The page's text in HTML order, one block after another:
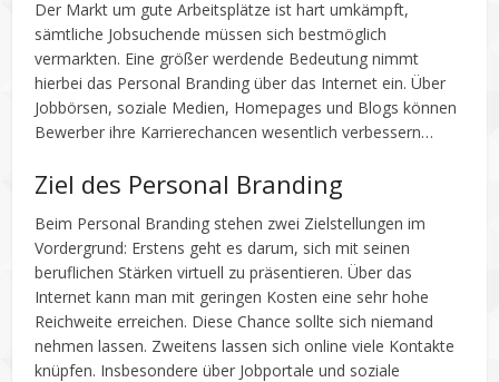
Der Markt um gute Arbeitsplätze ist hart umkämpft,
sämtliche Jobsuchende müssen sich bestmöglich
vermarkten. Eine größer werdende Bedeutung nimmt
hierbei das Personal Branding über das Internet ein. Über
Jobbörsen, soziale Medien, Homepages und Blogs können
Bewerber ihre Karrierechancen wesentlich verbessern…
Ziel des Personal Branding
Beim Personal Branding stehen zwei Zielstellungen im
Vordergrund: Erstens geht es darum, sich mit seinen
beruflichen Stärken virtuell zu präsentieren. Über das
Internet kann man mit geringen Kosten eine sehr hohe
Reichweite erreichen. Diese Chance sollte sich niemand
nehmen lassen. Zweitens lassen sich online viele Kontakte
knüpfen. Insbesondere über Jobportale und soziale